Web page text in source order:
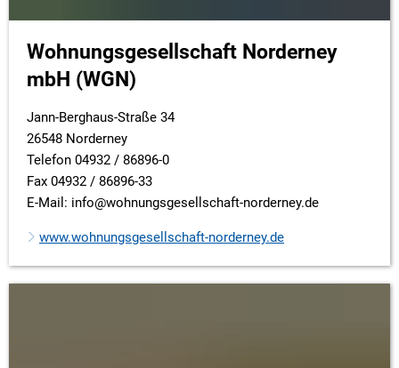
Wohnungsgesellschaft Norderney
mbH (WGN)
Jann-Berghaus-Straße 34
26548 Norderney
Telefon 04932 / 86896-0
Fax 04932 / 86896-33
E-Mail: info@wohnungsgesellschaft-norderney.de
www.wohnungsgesellschaft-norderney.de